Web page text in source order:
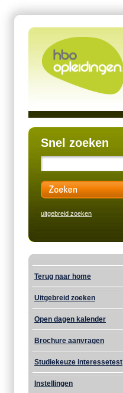
Snel zoeken
uitgebreid zoeken
Terug naar home
Uitgebreid zoeken
Open dagen kalender
Brochure aanvragen
Studiekeuze interessetest
Instellingen